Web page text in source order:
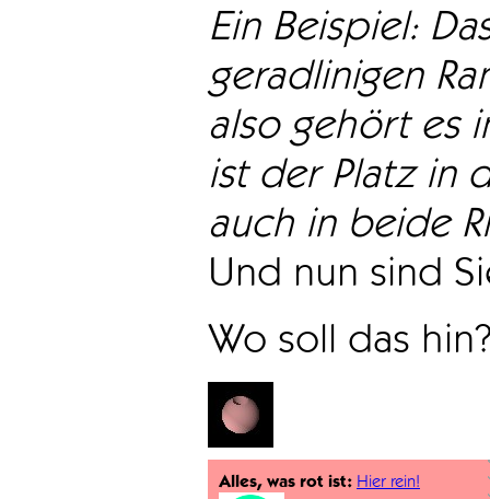
Ein Beispiel:
geradlinigen
also gehört es
ist der Platz in
auch in beide
Und nun sind
Wo soll das
Alles, was rot ist: Hier rein!